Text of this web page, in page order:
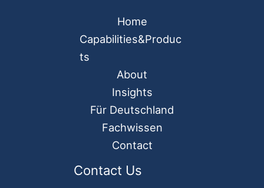
Home
Capabilities&Produc
ts
About
Insights
Für Deutschland
Fachwissen
Contact
Contact Us